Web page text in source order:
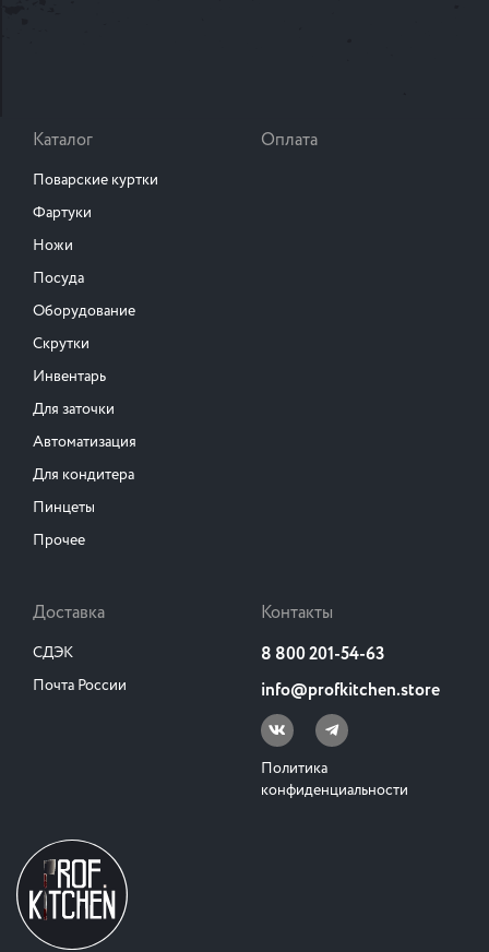
Каталог
Поварские куртки
Фартуки
Ножи
Посуда
Оборудование
Скрутки
Инвентарь
Для заточки
Автоматизация
Для кондитера
Пинцеты
Прочее
Оплата
Доставка
СДЭК
Почта России
Контакты
8 800 201-54-63
info@profkitchen.store
Политика
конфиденциальности